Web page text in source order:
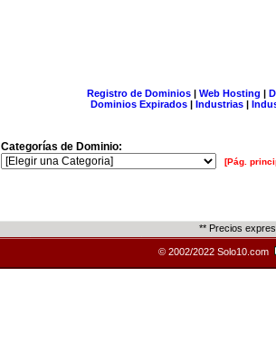
Registro de Dominios| Web Hosting |
Dominios Expirados | Industrias |
Categorías de Dominio:
[Pág.
** Precios
© 2002/2022 Solo10.com